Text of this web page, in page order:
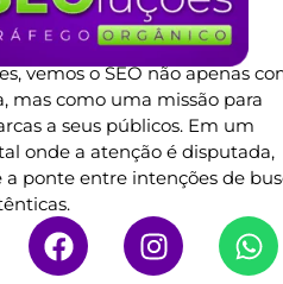
vemos o SEO não apenas
mas como uma missão para
a seus públicos. Em um
onde a atenção é disputada,
a ponte entre intenções de